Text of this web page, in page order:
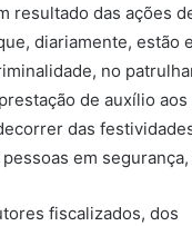
resultado das ações
diariamente, estão
no
de auxílio
das
em
fiscalizados, dos